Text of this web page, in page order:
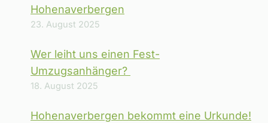
Hohenaverbergen
23. August 2025
Wer leiht uns einen Fest-
Umzugsanhänger?
18. August 2025
Hohenaverbergen bekommt eine Urkunde!